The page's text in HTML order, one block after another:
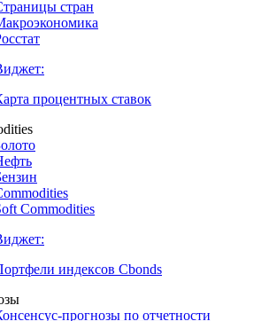
создания своего индекса
стран
процентных ставок
Commodities